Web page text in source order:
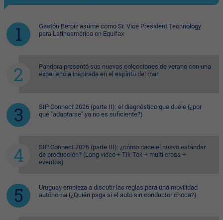
Gastón Beroiz asume como Sr. Vice President Technology
para Latinoamérica en Equifax
Pandora presentó sus nuevas colecciones de verano con una
experiencia inspirada en el espíritu del mar
SIP Connect 2026 (parte II): el diagnóstico que duele (¿por
qué "adaptarse" ya no es suficiente?)
SIP Connect 2026 (parte III): ¿cómo nace el nuevo estándar
de producción? (Long video + Tik Tok + multi cross +
eventos)
Uruguay empieza a discutir las reglas para una movilidad
autónoma (¿Quién paga si el auto sin conductor choca?)